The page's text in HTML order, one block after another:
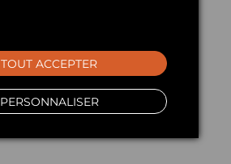
PERSONNALISER
TOUT ACCEPTER